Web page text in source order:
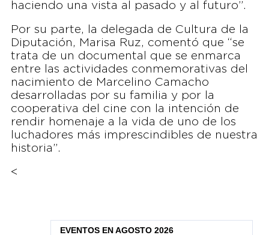
haciendo una vista al pasado y al futuro”.
Por su parte, la delegada de Cultura de la
Diputación, Marisa Ruz, comentó que “se
trata de un documental que se enmarca
entre las actividades conmemorativas del
nacimiento de Marcelino Camacho
desarrolladas por su familia y por la
cooperativa del cine con la intención de
rendir homenaje a la vida de uno de los
luchadores más imprescindibles de nuestra
historia”.
<
EVENTOS EN AGOSTO 2026